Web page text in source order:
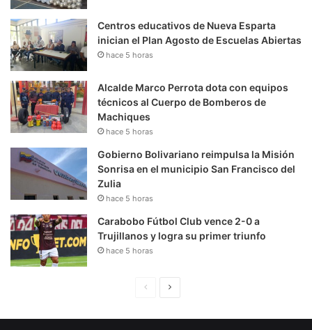
Centros educativos de Nueva Esparta
inician el Plan Agosto de Escuelas Abiertas
hace 5 horas
Alcalde Marco Perrota dota con equipos
técnicos al Cuerpo de Bomberos de
Machiques
hace 5 horas
Gobierno Bolivariano reimpulsa la Misión
Sonrisa en el municipio San Francisco del
Zulia
hace 5 horas
Carabobo Fútbol Club vence 2-0 a
Trujillanos y logra su primer triunfo
hace 5 horas